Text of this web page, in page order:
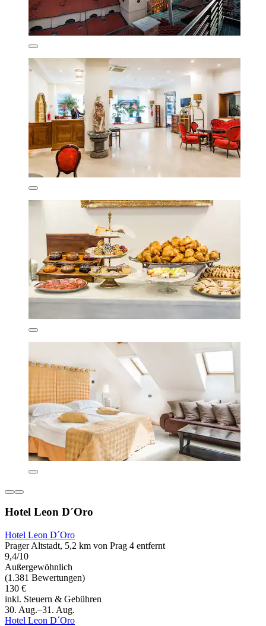
Hotel Leon D´Oro
Hotel Leon D´Oro
Prager Altstadt, 5,2 km von Prag 4 entfernt
9,4/10
Außergewöhnlich
(1.381 Bewertungen)
130 €
inkl. Steuern & Gebühren
30. Aug.–31. Aug.
Hotel Leon D´Oro